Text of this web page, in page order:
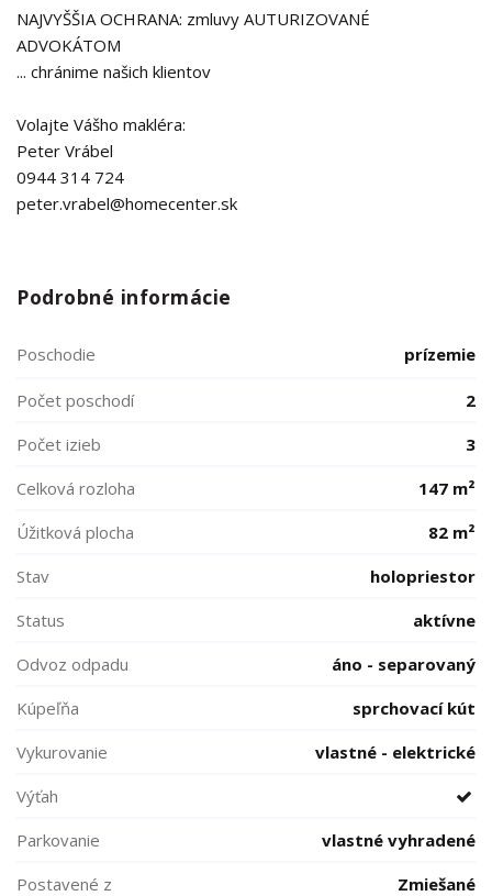
NAJVYŠŠIA OCHRANA: zmluvy AUTURIZOVANÉ
ADVOKÁTOM
... chránime našich klientov
Volajte Vášho makléra:
Peter Vrábel
0944 314 724
peter.vrabel@homecenter.sk
Podrobné informácie
Poschodie prízemie
Počet poschodí
2
Počet izieb
3
Celková rozloha
147 m²
Úžitková plocha
82 m²
Stav
holopriestor
Status
aktívne
Odvoz odpadu
áno - separovaný
Kúpeľňa
sprchovací kút
Vykurovanie
vlastné - elektrické
Výťah
Parkovanie
vlastné vyhradené
Postavené z
Zmiešané